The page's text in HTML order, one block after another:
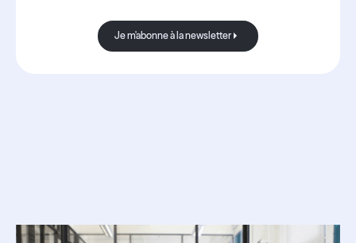
Je m'abonne à la newsletter
Je m'abonne à la newsletter